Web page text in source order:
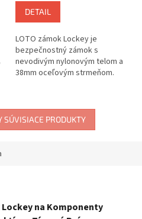
DETAIL
LOTO zámok Lockey je
bezpečnostný zámok s
nevodivým nylonovým telom a
38mm oceľovým strmeňom.
pevnosťou a je navrhnutý na...
SÚVISIACE PRODUKTY
na Komponenty